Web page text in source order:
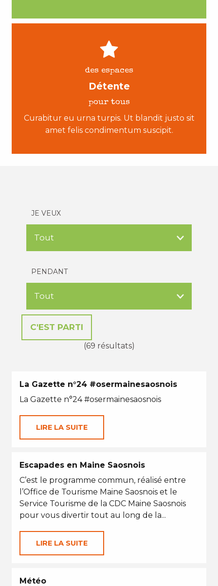
des espaces
Détente
pour tous
Curabitur eu urna turpis. Ut blandit justo sit
amet felis condimentum suscipit.
JE VEUX
PENDANT
(69 résultats)
La Gazette n°24 #osermainesaosnois
La Gazette n°24 #osermainesaosnois
LIRE LA SUITE
Escapades en Maine Saosnois
C’est le programme commun, réalisé entre
l’Office de Tourisme Maine Saosnois et le
Service Tourisme de la CDC Maine Saosnois
pour vous divertir tout au long de la...
LIRE LA SUITE
Météo